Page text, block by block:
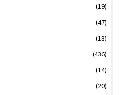
(19)
(47)
(18)
(436)
(14)
(20)